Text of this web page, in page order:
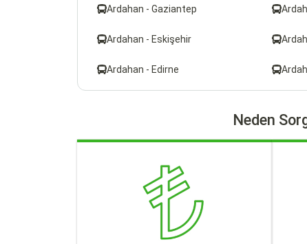
Ardahan - Gaziantep
Ardahan - Eskişehir
Ardahan - Edirne
Neden